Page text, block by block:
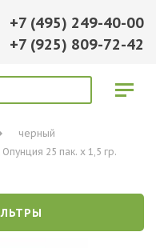
+7 (495) 249-40-00
+7 (925) 809-72-42
черный
25 пак. х 1,5 гр.